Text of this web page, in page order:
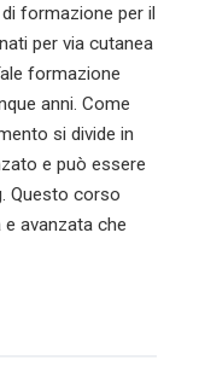
formazione per il
per via cutanea
formazione
anni. Come
si divide in
e può essere
Questo corso
avanzata che